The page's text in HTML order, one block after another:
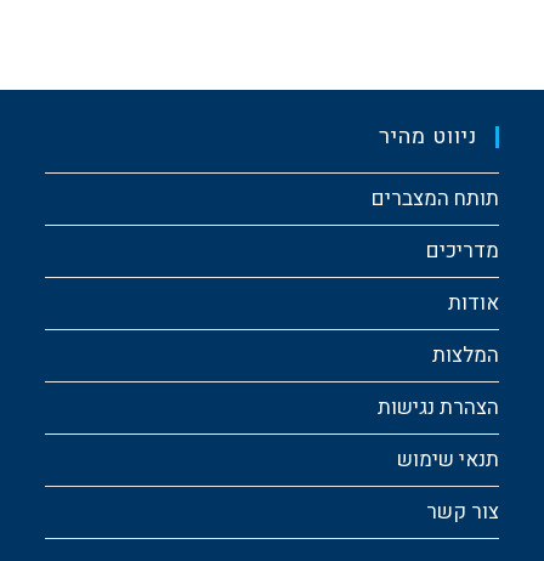
ניווט מהיר
תותח המצברים
מדריכים
אודות
המלצות
הצהרת נגישות
תנאי שימוש
צור קשר